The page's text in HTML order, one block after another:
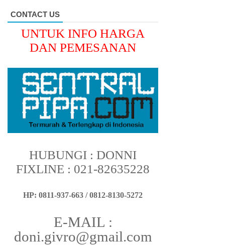
CONTACT US
UNTUK INFO HARGA
DAN PEMESANAN
HUBUNGI : DONNI
FIXLINE : 021-82635228
HP: 0811-937-663 / 0812-8130-5272
E-MAIL :
doni.givro@gmail.com